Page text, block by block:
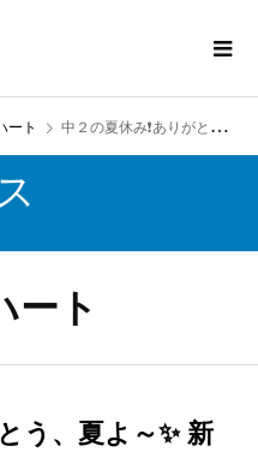
ート 中２の夏休み❗️ありがとう、夏よ～✨ 新学期、体育祭に向けて頑張れ👊😆🎵
ート
う、夏よ～✨ 新